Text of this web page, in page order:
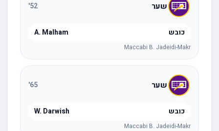
שער 52
'
כובש A. Malham
Maccabi B. Jadeidi-Makr
שער 65
'
כובש W. Darwish
Maccabi B. Jadeidi-Makr